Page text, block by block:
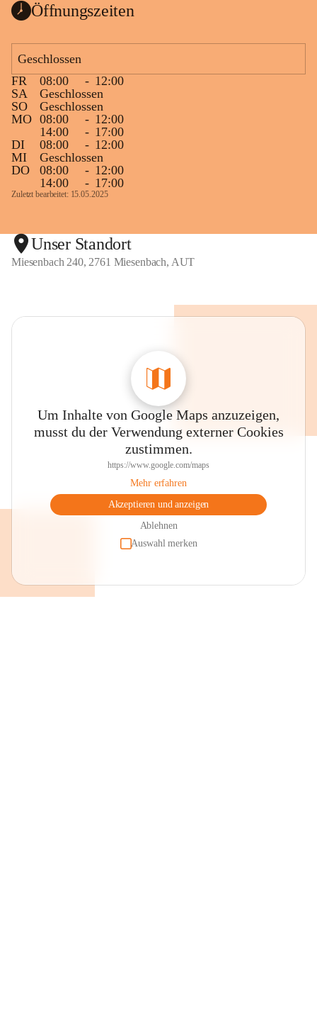
Öffnungszeiten
Geschlossen
FR
08:00 - 12:00
SA
Geschlossen
SO
Geschlossen
MO 08:00 - 12:00
14:00
- 17:00
DI
08:00 - 12:00
MI
Geschlossen
DO
08:00 - 12:00
14:00
- 17:00
Zuletzt bearbeitet: 15.05.2025
Unser Standort
Miesenbach 240, 2761 Miesenbach, AUT
Um Inhalte von Google Maps anzuzeigen,
musst du der Verwendung externer Cookies
zustimmen.
https://www.google.com/maps
Mehr erfahren
Akzeptieren und anzeigen
Ablehnen
Auswahl merken